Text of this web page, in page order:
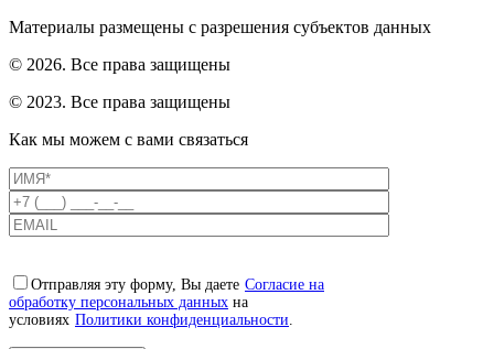
Материалы размещены с разрешения субъектов данных
© 2026. Все права защищены
© 2023. Все права защищены
Как мы можем с вами связаться
Отправляя эту форму, Вы даете Согласие на
обработку персональных данных на
условиях Политики конфиденциальности